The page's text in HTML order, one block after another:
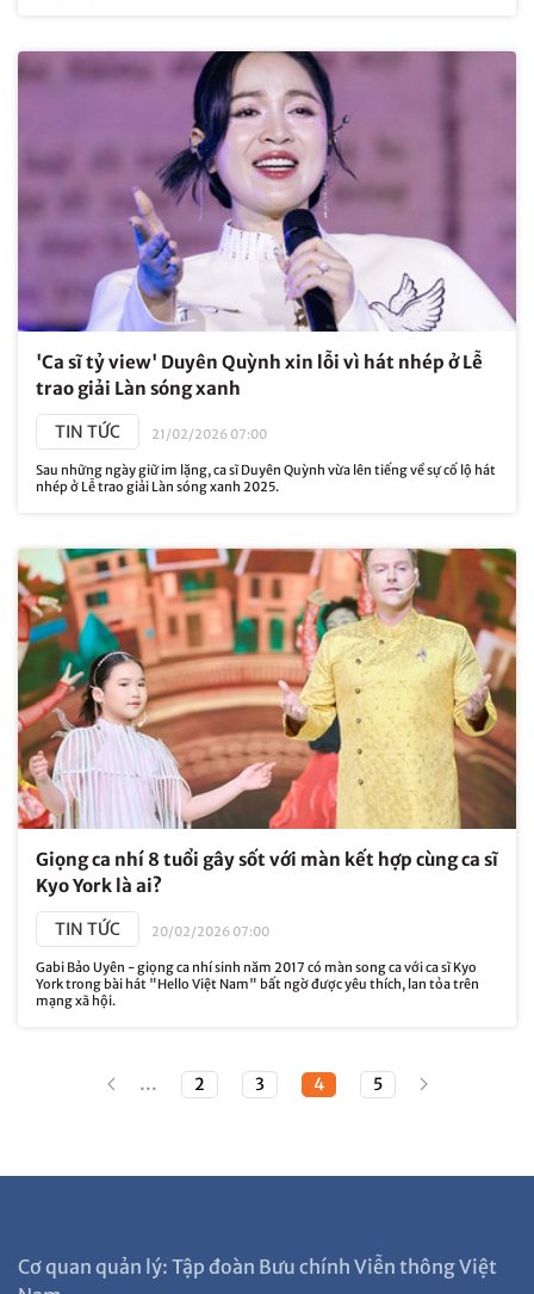
'Ca sĩ tỷ view' Duyên Quỳnh xin lỗi vì hát nhép ở Lễ
trao giải Làn sóng xanh
TIN TỨC 21/02/2026 07:00
Sau những ngày giữ im lặng, ca sĩ Duyên Quỳnh vừa lên tiếng về sự cố lộ hát
nhép ở Lễ trao giải Làn sóng xanh 2025.
Giọng ca nhí 8 tuổi gây sốt với màn kết hợp cùng ca sĩ
Kyo York là ai?
TIN TỨC 20/02/2026 07:00
Gabi Bảo Uyên - giọng ca nhí sinh năm 2017 có màn song ca với ca sĩ Kyo
York trong bài hát "Hello Việt Nam" bất ngờ được yêu thích, lan tỏa trên
mạng xã hội.
... 2 3 4 5
Cơ quan quản lý: Tập đoàn Bưu chính Viễn thông Việt